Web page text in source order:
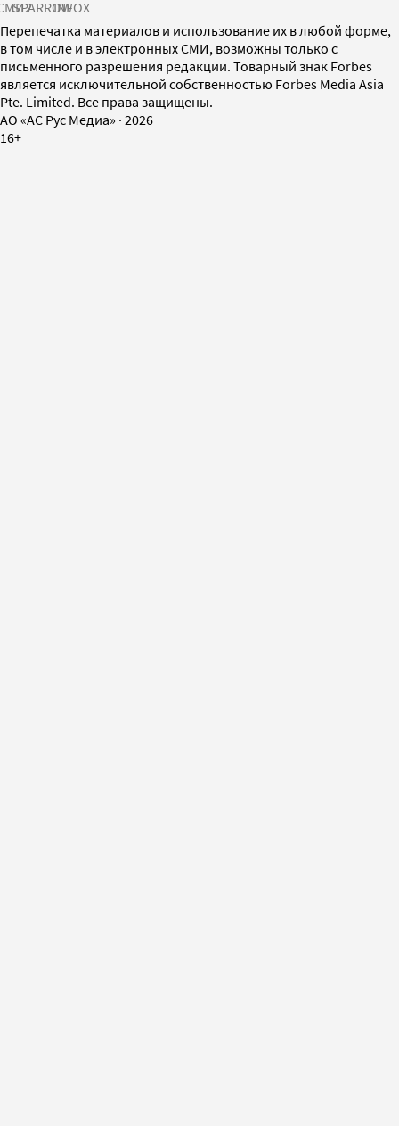
SPARROWINFOX
Перепечатка материалов и использование их в любой форме,
в том числе и в электронных СМИ, возможны только с
письменного разрешения редакции. Товарный знак Forbes
является исключительной собственностью Forbes Media Asia
Pte. Limited. Все права защищены.
AO «АС Рус Медиа» · 2026
16+